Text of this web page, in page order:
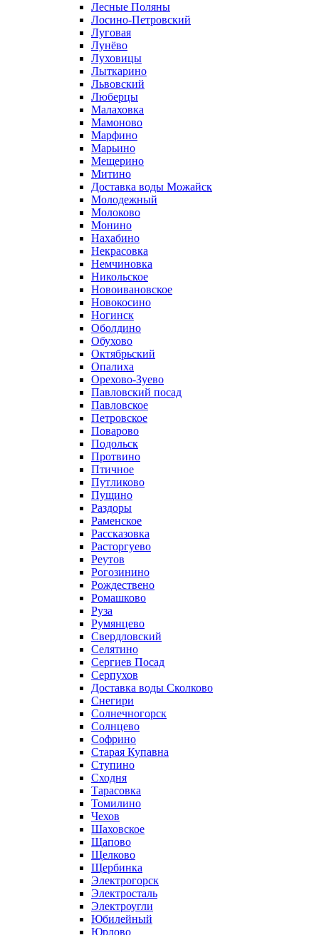
Лесные Поляны
Лосино-Петровский
Луговая
Лунёво
Луховицы
Лыткарино
Львовский
Люберцы
Малаховка
Мамоново
Марфино
Марьино
Мещерино
Митино
Доставка воды Можайск
Молодежный
Молоково
Монино
Нахабино
Некрасовка
Немчиновка
Никольское
Новоивановское
Новокосино
Ногинск
Оболдино
Обухово
Октябрьский
Опалиха
Орехово-Зуево
Павловский посад
Павловское
Петровское
Поварово
Подольск
Протвино
Птичное
Путликово
Пущино
Раздоры
Раменское
Рассказовка
Расторгуево
Реутов
Рогозинино
Рождествено
Ромашково
Руза
Румянцево
Свердловский
Селятино
Сергиев Посад
Серпухов
Доставка воды Сколково
Снегири
Солнечногорск
Солнцево
Софрино
Старая Купавна
Ступино
Сходня
Тарасовка
Томилино
Чехов
Шаховское
Щапово
Щелково
Щербинка
Электрогорск
Электросталь
Электроугли
Юбилейный
Юрлово